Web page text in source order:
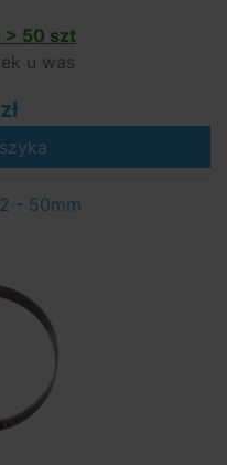
> 50 szt
u was
- 50mm